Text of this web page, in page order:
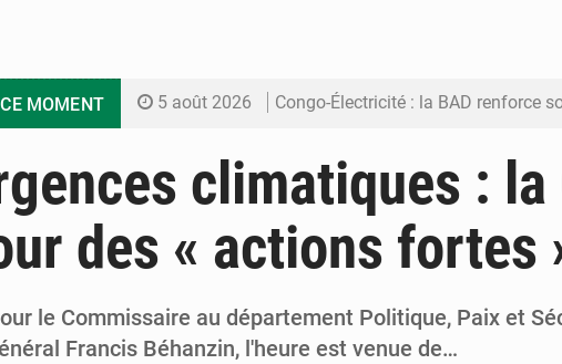
MOMENT 5 août 2026 Congo-Électricité : la BAD renforce son appui
5 août 2026 Assassinat de l’entrepreneur sportif Vally Amisi : le
5 août 2026 Compétitions africaines : la CAF ferme la
climatiques : la
des « actions fortes
le Commissaire au département Politique, Paix et
Francis Béhanzin, l'heure est venue de…